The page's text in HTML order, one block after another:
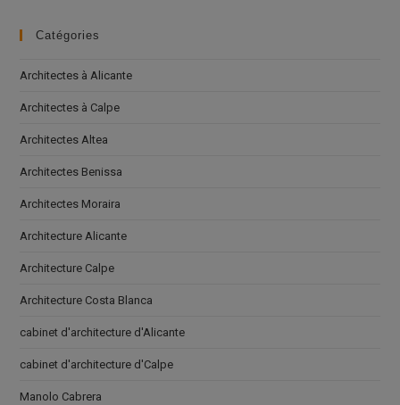
Catégories
Architectes à Alicante
Architectes à Calpe
Architectes Altea
Architectes Benissa
Architectes Moraira
Architecture Alicante
Architecture Calpe
Architecture Costa Blanca
cabinet d'architecture d'Alicante
cabinet d'architecture d'Calpe
Manolo Cabrera